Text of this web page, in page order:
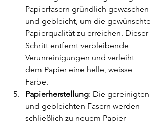
Papierfasern gründlich gewaschen
und gebleicht, um die gewünschte
Papierqualität zu erreichen. Dieser
Schritt entfernt verbleibende
Verunreinigungen und verleiht
dem Papier eine helle, weisse
Farbe.
Papierherstellung: Die gereinigten
und gebleichten Fasern werden
schließlich zu neuem Papier